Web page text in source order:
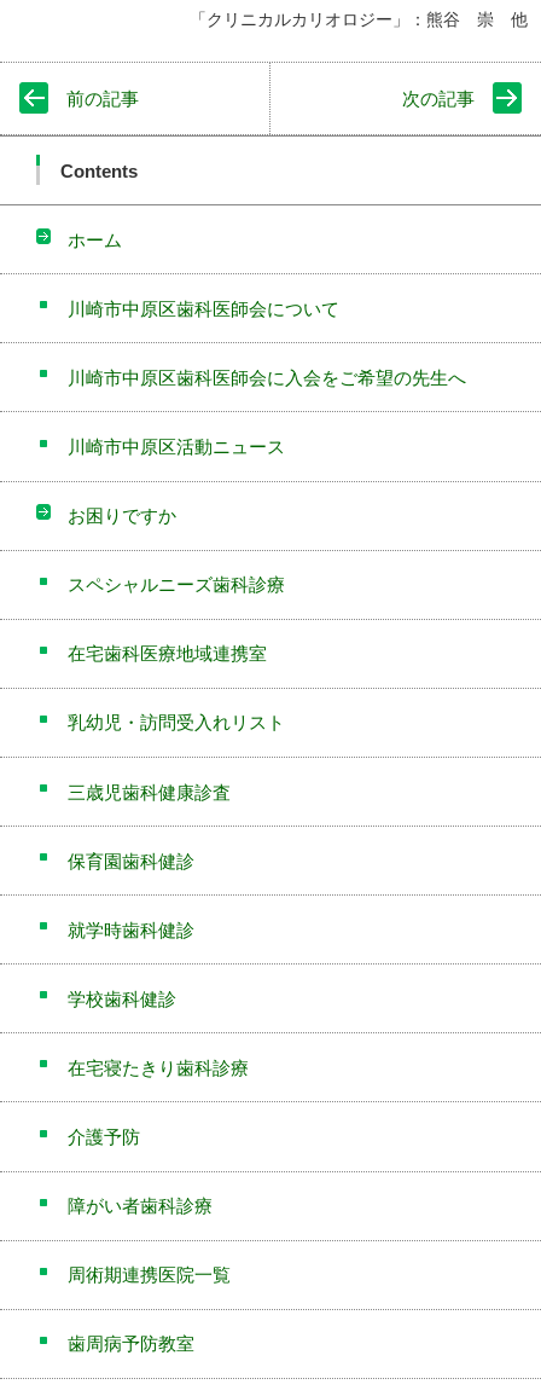
「クリニカルカリオロジー」：熊谷 崇 他
前の記事 次の記事
Contents
ホーム
川崎市中原区歯科医師会について
川崎市中原区歯科医師会に入会をご希望の先生へ
川崎市中原区活動ニュース
お困りですか
スペシャルニーズ歯科診療
在宅歯科医療地域連携室
乳幼児・訪問受入れリスト
三歳児歯科健康診査
保育園歯科健診
就学時歯科健診
学校歯科健診
在宅寝たきり歯科診療
介護予防
障がい者歯科診療
周術期連携医院一覧
歯周病予防教室